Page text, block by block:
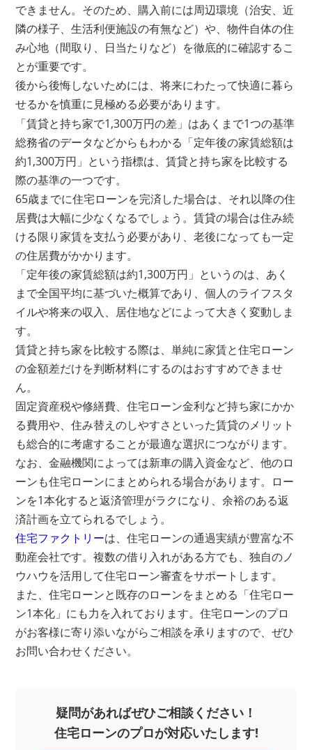
できません。そのため、購入前には周辺環境（治安、近
隣の様子、生活利便施設の有無など）や、物件自体の住
み心地（間取り、日当たりなど）を徹底的に確認するこ
とが重要です。
後から後悔しないためには、将来にわたって快適に暮ら
せるかを慎重に見極める必要があります。
「賃貸と持ち家で1,300万円の差」はあくまで1つの基準
総務省のデータなどからもわかる「定年後の家賃総額は
約1,300万円」という指標は、賃貸と持ち家を比較する
際の基準の一つです。
65歳までに住宅ローンを完済した場合は、それ以降の住
居費は大幅に少なくなるでしょう。賃貸の場合は住み続
ける限り家賃を支払う必要があり、老後になっても一定
の住居費がかかります。
「定年後の家賃総額は約1,300万円」というのは、あく
まで全国平均に基づいた概算であり、個人のライフスタ
イルや将来の収入、居住地などによって大きく変動しま
す。
賃貸と持ち家を比較する際は、単純に家賃と住宅ローン
の金額差だけを判断材料にするのはおすすめできませ
ん。
固定資産税や修繕費、住宅ローン金利など持ち家にかか
る費用や、住み替えのしやすさといった賃貸のメリット
も総合的に考慮することが最適な選択につながります。
なお、金融機関によっては新車の購入資金など、他のロ
ーンも住宅ローンにまとめられる場合があります。ロー
ンを1本化すると返済管理がラクになり、余裕のある返
済計画を立てられるでしょう。
住宅ファクトリーは、住宅ローンの通過実績が豊富な不
動産会社です。複数の借り入れがある方でも、独自のノ
ウハウを活用して住宅ローン審査をサポートします。
また、住宅ローンと既存のローンをまとめる「住宅ロー
ン1本化」にも力を入れております。住宅ローンのプロ
がお客様に寄り添いながらご相談を承りますので、ぜひ
お問い合わせください。
疑問があればぜひご相談ください！
住宅ローンのプロが対応いたします!